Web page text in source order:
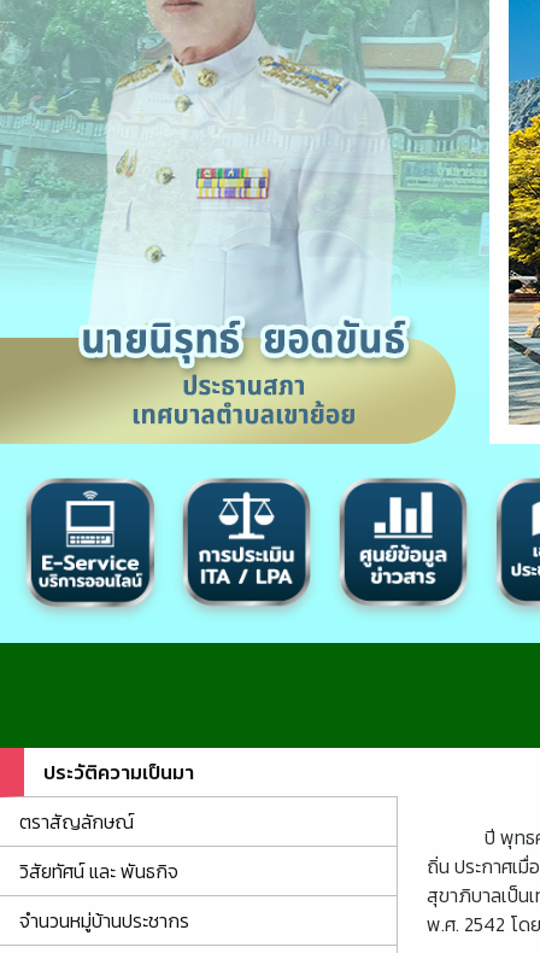
ประวัติความเป็นมา
ตราสัญลักษณ์
วิสัยทัศน์ และ พันธกิจ
จำนวนหมู่บ้านประชากร
ปี พุทธ
ถิ่น ประกาศเ
สุขาภิบาลเป็น
พ.ศ. 2542 โด